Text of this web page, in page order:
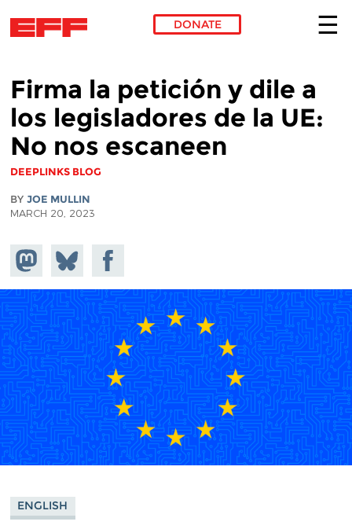
DONATE
Firma la petición y dile a
los legisladores de la UE:
No nos escaneen
DEEPLINKS BLOG
BY JOE MULLIN
MARCH 20, 2023
Share on
Mastodon
Share
on
Bluesky
Share on
Facebook
ENGLISH